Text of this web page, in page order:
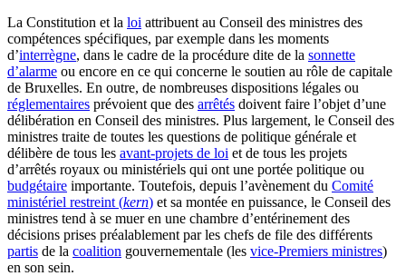
La Constitution et la loi attribuent au Conseil des ministres des
compétences spécifiques, par exemple dans les moments
d’interrègne, dans le cadre de la procédure dite de la sonnette
d’alarme ou encore en ce qui concerne le soutien au rôle de capitale
de Bruxelles. En outre, de nombreuses dispositions légales ou
réglementaires prévoient que des arrêtés doivent faire l’objet d’une
délibération en Conseil des ministres. Plus largement, le Conseil des
ministres traite de toutes les questions de politique générale et
délibère de tous les avant-projets de loi et de tous les projets
d’arrêtés royaux ou ministériels qui ont une portée politique ou
budgétaire importante. Toutefois, depuis l’avènement du Comité
ministériel restreint (kern) et sa montée en puissance, le Conseil des
ministres tend à se muer en une chambre d’entérinement des
décisions prises préalablement par les chefs de file des différents
partis de la coalition gouvernementale (les vice-Premiers ministres)
en son sein.